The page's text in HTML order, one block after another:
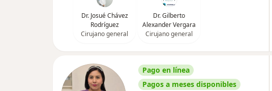
Dr. Josué Chávez
Rodríguez
Cirujano general
Dr. Gilberto
Alexander Vergara
Cirujano general
Pago en línea
Pagos a meses disponibles